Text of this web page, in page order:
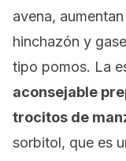
avena,
hinchazón y
tipo pomos. La
aconsejable
trocitos de
sorbitol, que es